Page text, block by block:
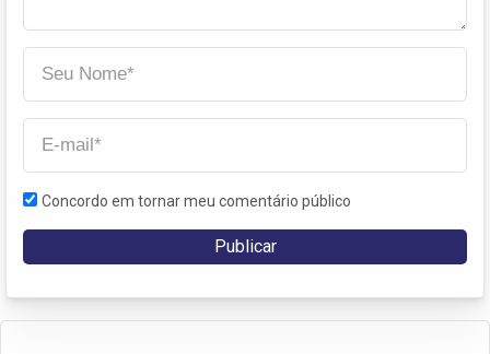
Concordo em tornar meu comentário público